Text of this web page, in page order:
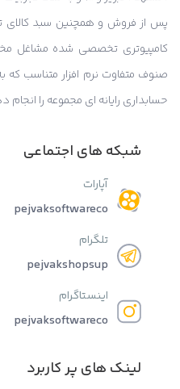
پس از فروش و همچنین سبد کالای
کامپیوتری تخصصی شده مشاغل
صنوف متفاوت نرم افزار متناسب
حسابداری رایانه ای مجموعه را انجام
شبکه های اجتماعی
آپارات
pejvaksoftwareco
تلگرام
pejvakshopsup
اینستاگرام
pejvaksoftwareco
لینک های پر کاربرد